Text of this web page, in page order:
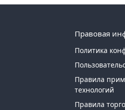
Правовая
Политика
Правила
технологий
Правила